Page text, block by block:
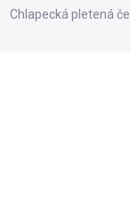
Chlapecká pletená